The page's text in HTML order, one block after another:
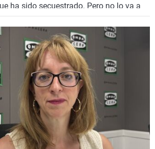
ha sido secuestrado. Pero no lo va a
la de sus amigos Clara y Nico y la de
se atrevan a adentrarse en “Jano y el
La nueva novela de Damián Mollá.